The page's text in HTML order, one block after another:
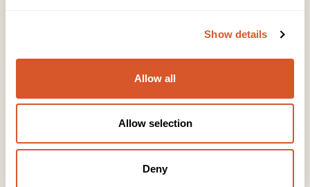
Show details
Allow all
Allow selection
Deny
Kurs
Varemerker
Beauty og Helse Akademiet